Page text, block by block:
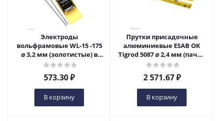
Электроды
вольфрамовые WL-15 -175
⌀ 3,2 мм (золотистые) в
Уфе
573.30₽
В корзину
Прутки присадочные
алюминиевые ESAB OK
Tigrod 5087 ⌀ 2,4 мм (пачка
2,5 кг) в Уфе
2 571.67₽
В корзину